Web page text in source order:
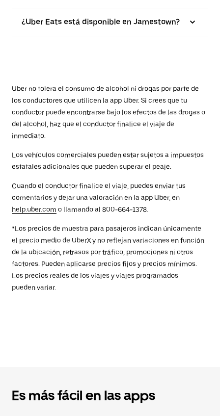
¿Uber Eats está disponible en Jamestown?
Uber no tolera el consumo de alcohol ni drogas por parte de
los conductores que utilicen la app Uber. Si crees que tu
conductor puede encontrarse bajo los efectos de las drogas o
del alcohol, haz que el conductor finalice el viaje de
inmediato.
Los vehículos comerciales pueden estar sujetos a impuestos
estatales adicionales que pueden superar el peaje.
Cuando el conductor finalice el viaje, puedes enviar tus
comentarios y dejar una valoración en la app Uber, en
help.uber.com o llamando al 800-664-1378.
*Los precios de muestra para pasajeros indican únicamente
el precio medio de UberX y no reflejan variaciones en función
de la ubicación, retrasos por tráfico, promociones ni otros
factores. Pueden aplicarse precios fijos y precios mínimos.
Los precios reales de los viajes y viajes programados
pueden variar.
Es más fácil en las apps